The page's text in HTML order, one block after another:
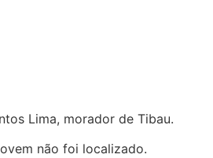
Lima, morador de Tibau.
não foi localizado.